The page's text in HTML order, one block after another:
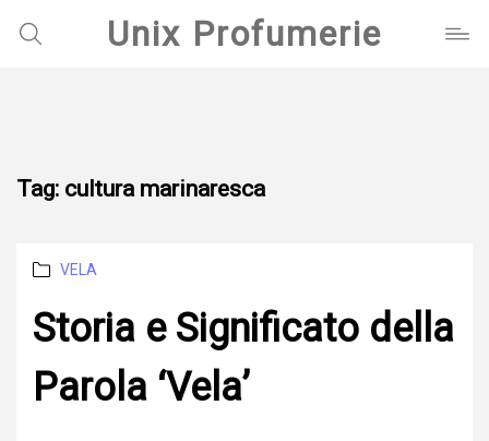
Unix Profumerie
Tag: cultura marinaresca
Categories
VELA
Storia e Significato della
Parola ‘Vela’